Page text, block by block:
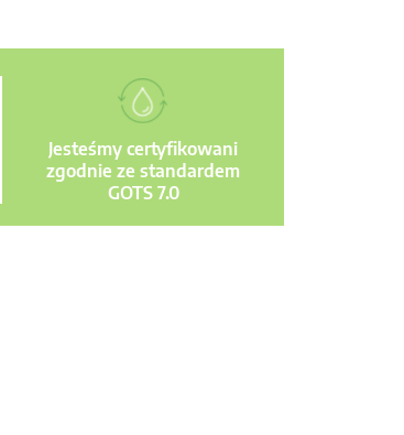
Jesteśmy certyfikowani
zgodnie ze standardem
GOTS 7.0